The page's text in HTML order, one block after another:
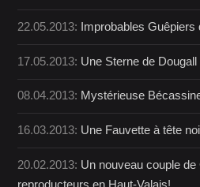
22.05.2013: Improbables
17.05.2013: Une Sterne de Dougall
08.04.2013: Mystérieuse
16.03.2013: Une Fauvette à tête
20.02.2013: Un nouveau couple
reproducteurs en Haut-Valais!